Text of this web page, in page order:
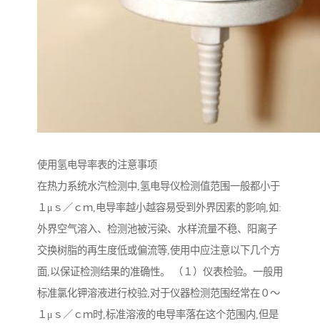
使用氢电导率表的注意事项
在热力系统水汽检测中,氢电导仪检测值范围一般都小于
１μｓ／ｃｍ,电导率越小越容易受到外界因素的影响,如:
外界空气溶入、检测池被污染、水样流量不稳、阳离子
交换树脂的再生度低或偏流等,使用中应注意以下几个方
面,以保证检测结果的准确性。 （１）仪表检验。一般用
标准氯化钾溶液进行校验,对于仪器检测范围经常在０～
１μｓ／ｃｍ时,标准溶液的电导率落在这个范围内,但是